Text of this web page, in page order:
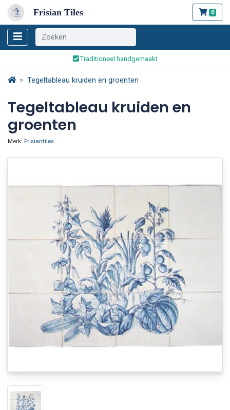
Frisian Tiles 0
Traditioneel handgemaakt
Veilig bestellen en betalen
Tegeltableau kruiden en groenten
Tegeltableau kruiden en
groenten
Merk: Frisiantiles